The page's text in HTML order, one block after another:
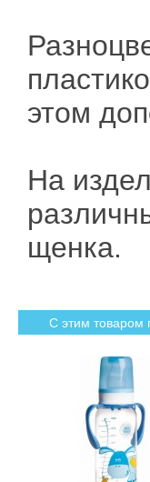
этом
На
щенка.
С этим товаром